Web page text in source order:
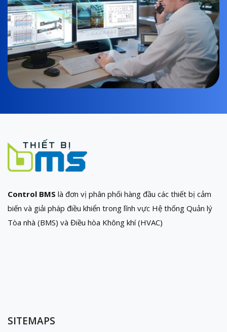
Control BMS là đơn vị phân phối hàng đầu các thiết bị cảm
biến và giải pháp điều khiển trong lĩnh vực Hệ thống Quản lý
Tòa nhà (BMS) và Điều hòa Không khí (HVAC)
SITEMAPS